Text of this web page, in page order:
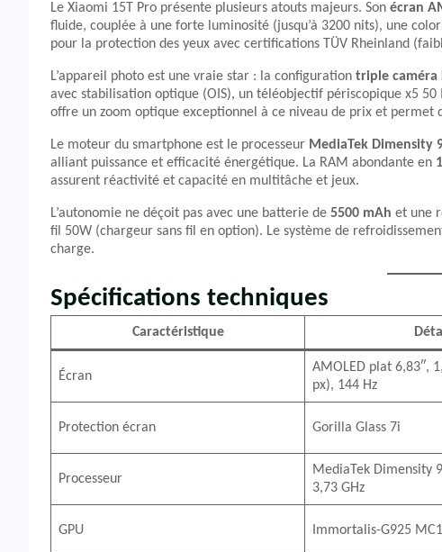
Le Xiaomi 15T Pro présente plusieurs atouts majeurs. Son écran
fluide, couplée à une forte luminosité (jusqu’à 3200 nits), une
pour la protection des yeux avec certifications TÜV Rheinland
L’appareil photo est une vraie star : la configuration triple caméra
avec stabilisation optique (OIS), un téléobjectif périscopique x5
offre un zoom optique exceptionnel à ce niveau de prix et permet
Le moteur du smartphone est le processeur MediaTek Dimensity
alliant puissance et efficacité énergétique. La RAM abondante en
assurent réactivité et capacité en multitâche et jeux.
L’autonomie ne déçoit pas avec une batterie de 5500 mAh et une
fil 50W (chargeur sans fil en option). Le système de
charge.
Spécifications techniques
Caractéristique
Écran
AMOLED plat 6,83″,
px), 144 Hz
Protection écran Gorilla Glass 7i
Processeur
MediaTek Dimensity
3,73 GHz
GPU Immortalis-G925